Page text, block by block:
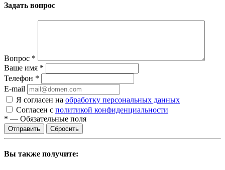
Задать вопрос
Вопрос *
Ваше имя *
Телефон *
E-mail
Я согласен на обработку персональных данных
Согласен с политикой конфиденциальности
* — Обязательные поля
Сбросить
Вы также получите: